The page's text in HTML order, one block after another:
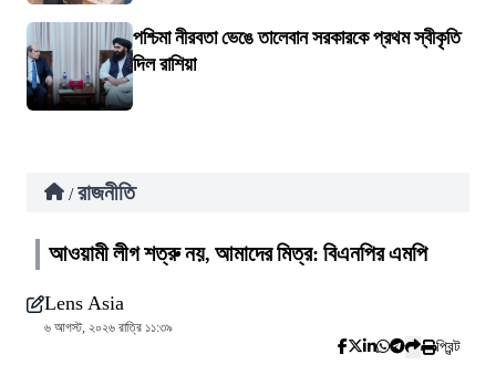
পশ্চিমা নীরবতা ভেঙে তালেবান সরকারকে প্রথম স্বীকৃতি
দিল রাশিয়া
/ রাজনীতি
আওয়ামী লীগ শত্রু নয়, আমাদের মিত্র: বিএনপির এমপি
Lens Asia
৬ আগস্ট, ২০২৬ রাত্রি ১১:৩৯
প্রিন্ট